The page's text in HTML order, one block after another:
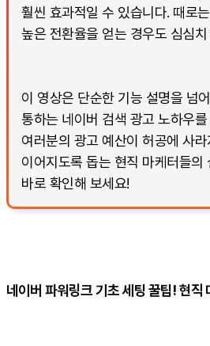
훨씬 효과적일 수 있습니다. 때로
높은 전환율을 얻는 경우도 심심
이 영상은 단순한 기능 설명을 넘
통하는 네이버 검색 광고 노하우
여러분의 광고 예산이 허공에 사
이어지도록 돕는 현직 마케터들의
바로 확인해 보세요!
네이버 파워링크 기초 세팅 꿀팁! 현직